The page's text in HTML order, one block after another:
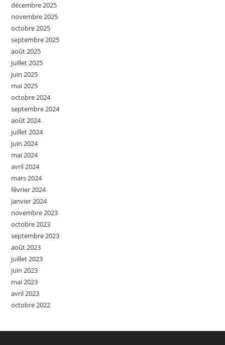
décembre 2025
novembre 2025
octobre 2025
septembre 2025
août 2025
juillet 2025
juin 2025
mai 2025
octobre 2024
septembre 2024
août 2024
juillet 2024
juin 2024
mai 2024
avril 2024
mars 2024
février 2024
janvier 2024
novembre 2023
octobre 2023
septembre 2023
août 2023
juillet 2023
juin 2023
mai 2023
avril 2023
octobre 2022